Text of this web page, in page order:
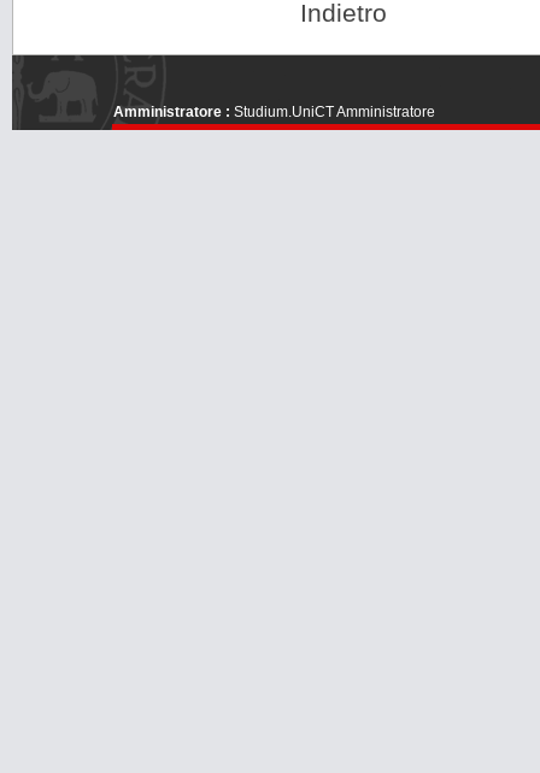
Indietro
Amministratore : Studium.UniCT Amministratore